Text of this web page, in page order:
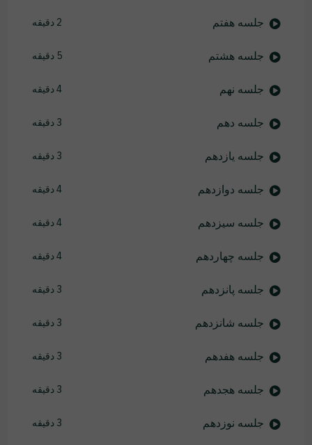
جلسه هفتم 2 دقیقه
جلسه هشتم 5 دقیقه
جلسه نهم 4 دقیقه
جلسه دهم 3 دقیقه
جلسه یازدهم 3 دقیقه
جلسه دوازدهم 4 دقیقه
جلسه سیزدهم 4 دقیقه
جلسه چهاردهم 4 دقیقه
جلسه پانزدهم 3 دقیقه
جلسه شانزدهم 3 دقیقه
جلسه هفدهم 3 دقیقه
جلسه هجدهم 3 دقیقه
جلسه نوزدهم 3 دقیقه